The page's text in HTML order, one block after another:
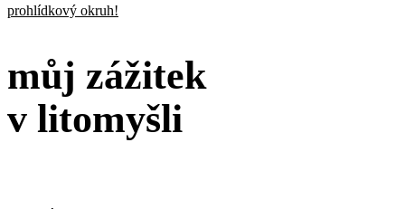
prohlídkový okruh!
můj zážitek
v litomyšli